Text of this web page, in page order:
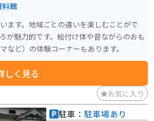
料館
ます。地域ごとの違いを楽しむことがで
が魅力的です。絵付け体や昔ながらのおも
など）の体験コーナーもあります。
しく見る
お気に入り
駐車： 駐車場あり